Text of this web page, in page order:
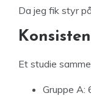
Da jeg fik styr
Et studie
Gruppe A: